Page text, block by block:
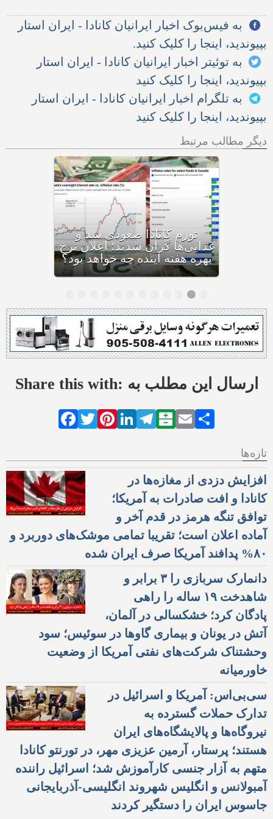
به فیس‌بوک اخبار ایرانیان کانادا - ایران استار
بپیوندید، اینجا را کلیک کنید.
به توئیتر اخبار ایرانیان کانادا - ایران استار
بپیوندید، اینجا را کلیک کنید
به تلگرام اخبار ایرانیان کانادا - ایران استار
بپیوندید، اینجا را کلیک کنید
دیگر مطالب مرتبط
فردا آخرین روز بازپرداخت وام
۶۰,۰۰۰ دلاری بیزینس‌های
کاناداست؛ نیمی از بیزینس‌ها در
حال ورشکستگی هستند
Share this with: ارسال این مطلب به
Facebook
TwitterPinterestLinkedIn
Telegram
Balatarin
Email
تازه‌ها
افزایش دزدی از مغازه‌ها در
کانادا و افت صادرات به آمریکا؛
توافق تنگه هرمز در قدم آخر و
آماده اعلان است؛ تقریبا تمامی موشک‌های دوربرد و
۸۰% پدافند آمریکا صرف ایران شده
دانمارک سربازی را ۳ برابر و
شاهدخت ۱۹ ساله را راهی
پادگان کرد؛ خشکسالی در آلمان،
آتش در یونان و بیماری گاوها در سوئیس؛ سود
وحشتناک شرکت‌های نفتی آمریکا از وضعیت
خاورمیانه
سی‌بی‌اس: آمریکا و اسرائیل در
تدارک حملات گسترده به
نیروگاه‌ها و پالایشگاه‌های ایران
هستند؛ پرستار، آرمین عزیزی مهر، در تورنتو کانادا
متهم به آزار جنسی کارآموزش شد؛ اسرائیل راننده
آمبولانس و انگلیس شهروند انگلیسی-آذربایجانی
جاسوس ایران را دستگیر کردند